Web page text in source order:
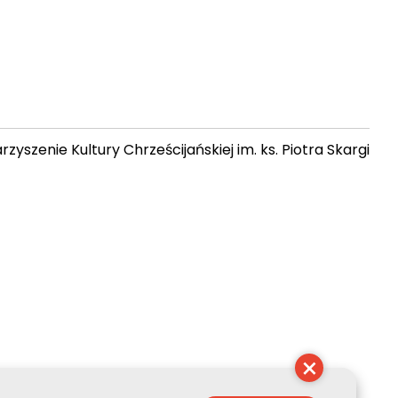
Kultury Chrześcijańskiej im. ks. Piotra Skargi
×